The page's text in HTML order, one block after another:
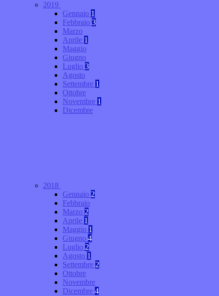
2019
Gennaio 1
Febbraio 3
Marzo
Aprile 1
Maggio
Giugno
Luglio 3
Agosto
Settembre 1
Ottobre
Novembre 1
Dicembre
2018
Gennaio 2
Febbraio
Marzo 2
Aprile 1
Maggio 1
Giugno 4
Luglio 2
Agosto 1
Settembre 2
Ottobre
Novembre
Dicembre 4